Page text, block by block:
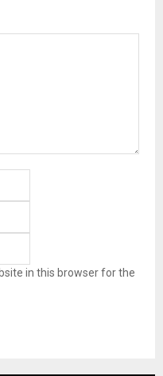
in this browser for the